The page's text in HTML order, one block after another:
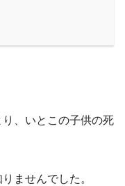
、いとこの子供の死
ませんでした。